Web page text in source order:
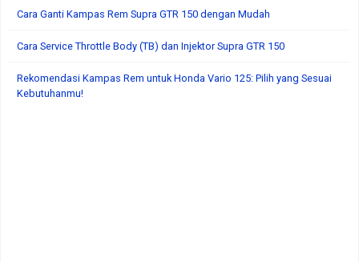
Cara Ganti Kampas Rem Supra GTR 150 dengan Mudah
Cara Service Throttle Body (TB) dan Injektor Supra GTR 150
Rekomendasi Kampas Rem untuk Honda Vario 125: Pilih yang Sesuai
Kebutuhanmu!